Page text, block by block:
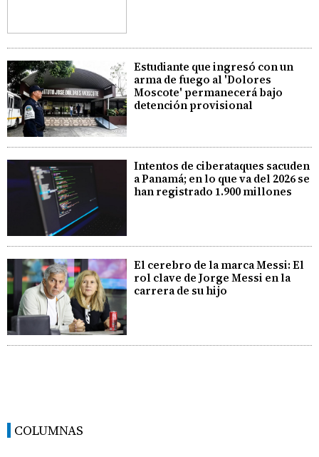
Estudiante que ingresó con un
arma de fuego al 'Dolores
Moscote' permanecerá bajo
detención provisional
Intentos de ciberataques sacuden
a Panamá; en lo que va del 2026 se
han registrado 1.900 millones
El cerebro de la marca Messi: El
rol clave de Jorge Messi en la
carrera de su hijo
COLUMNAS